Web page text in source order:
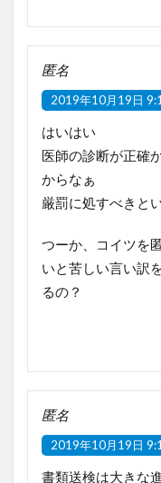
匿名
2019年10月19日
はいはい
医師の診断が正確
からなぁ
厳罰に処すべきと
つーか、コイツを
いと苦しい言い訳
るの？
匿名
2019年10月19日
書類送検は大きな